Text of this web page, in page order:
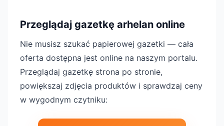
Przeglądaj gazetkę arhelan online
Nie musisz szukać papierowej gazetki — cała
oferta dostępna jest online na naszym portalu.
Przeglądaj gazetkę strona po stronie,
powiększaj zdjęcia produktów i sprawdzaj ceny
w wygodnym czytniku: